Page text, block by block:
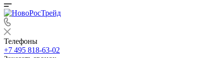
Телефоны
+7 495 818-63-02